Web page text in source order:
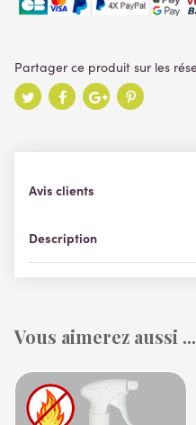
Description
Avis clients
Vous aimerez aussi ...